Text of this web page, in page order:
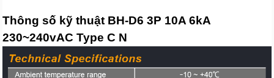
Thông số kỹ thuật BH-D6 3P 10A 6kA
230~240vAC Type C N